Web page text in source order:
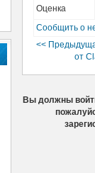
Оценка
Сообщить о
<<
от
Вы должны